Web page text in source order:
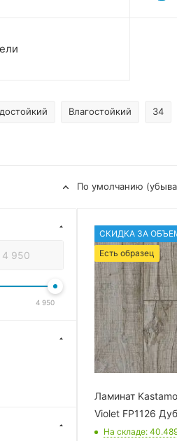
Влагостойкий 34
По умолчанию
СКИДКА ЗА
Есть образец
Ламинат
Violet FP1126
На складе:
4 950